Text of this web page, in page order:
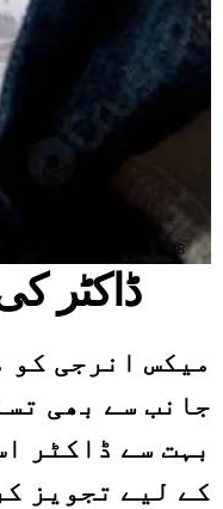
ڈاکٹر
میکس انرجی کو
جانب سے بھی
بہت سے ڈاکٹر
کے لیے تجویز